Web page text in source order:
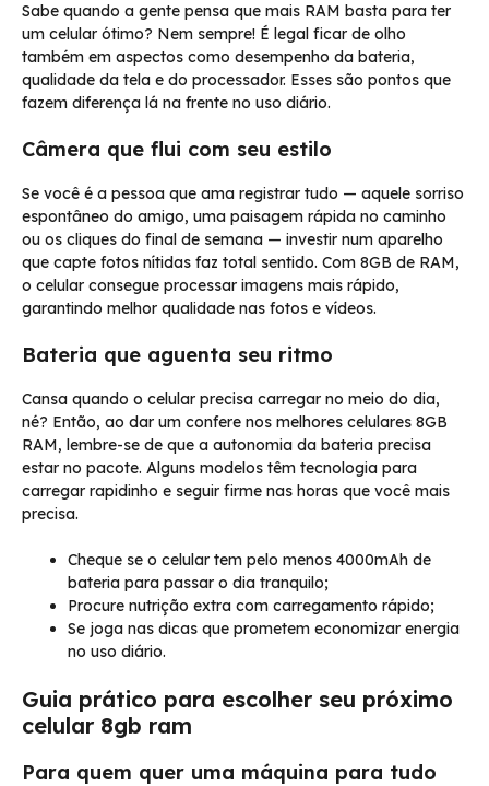
Sabe quando a gente pensa que mais RAM basta para ter
um celular ótimo? Nem sempre! É legal ficar de olho
também em aspectos como desempenho da bateria,
qualidade da tela e do processador. Esses são pontos que
fazem diferença lá na frente no uso diário.
Câmera que flui com seu estilo
Se você é a pessoa que ama registrar tudo — aquele sorriso
espontâneo do amigo, uma paisagem rápida no caminho
ou os cliques do final de semana — investir num aparelho
que capte fotos nítidas faz total sentido. Com 8GB de RAM,
o celular consegue processar imagens mais rápido,
garantindo melhor qualidade nas fotos e vídeos.
Bateria que aguenta seu ritmo
Cansa quando o celular precisa carregar no meio do dia,
né? Então, ao dar um confere nos melhores celulares 8GB
RAM, lembre-se de que a autonomia da bateria precisa
estar no pacote. Alguns modelos têm tecnologia para
carregar rapidinho e seguir firme nas horas que você mais
precisa.
Cheque se o celular tem pelo menos 4000mAh de
bateria para passar o dia tranquilo;
Procure nutrição extra com carregamento rápido;
Se joga nas dicas que prometem economizar energia
no uso diário.
Guia prático para escolher seu próximo
celular 8gb ram
Para quem quer uma máquina para tudo